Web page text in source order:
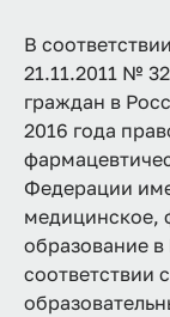
В
21.11.2011 №
граждан в
2016 года
Федерации
медицинское,
образование
соответствии